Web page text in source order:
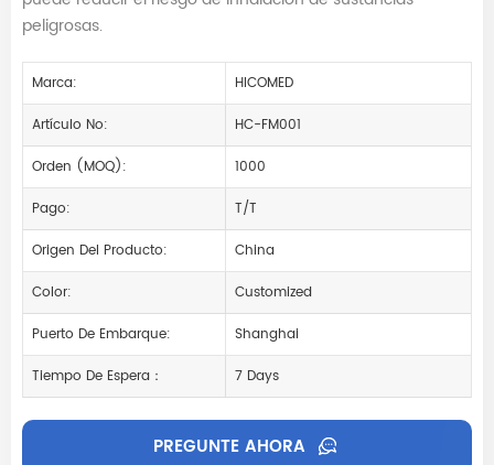
peligrosas.
Marca:
HICOMED
Artículo No:
HC-FM001
Orden (MOQ):
1000
Pago:
T/T
Origen Del Producto:
China
Color:
Customized
Puerto De Embarque:
Shanghai
Tiempo De Espera：
7 Days
PREGUNTE AHORA